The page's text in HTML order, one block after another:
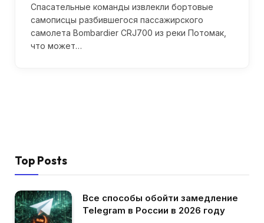
Спасательные команды извлекли бортовые
самописцы разбившегося пассажирского
самолета Bombardier CRJ700 из реки Потомак,
что может…
Top Posts
Все способы обойти замедление
Telegram в России в 2026 году